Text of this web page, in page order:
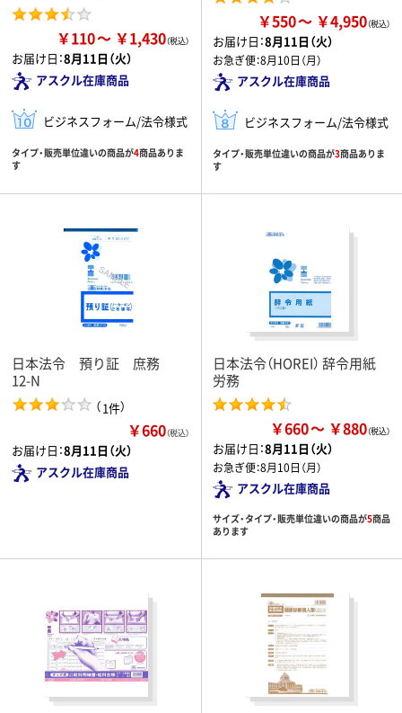
￥110 ￥1,430
お届け日：8月11日（火）
アスクル在庫商品
ビジネスフォーム/法令様式
タイプ・販売単位違いの商品が4商品ありま
す
￥550 ￥4,950
お届け日：8月11日（火）
お急ぎ便：8月10日（月）
アスクル在庫商品
ビジネスフォーム/法令様式
タイプ・販売単位違いの商品が3商品ありま
す
日本法令 預り証 庶務
12-N
（1件）
￥660（税込）
お届け日：8月11日（火）
アスクル在庫商品
日本法令（HOREI） 辞令用紙
労務
￥660 ￥880
お届け日：8月11日（火）
お急ぎ便：8月10日（月）
アスクル在庫商品
サイズ・タイプ・販売単位違いの商品が5商品
あります